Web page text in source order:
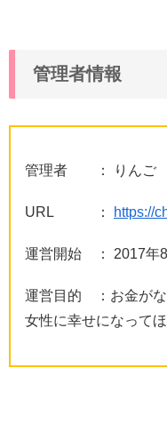
管理者情報
管理者 ： りんご
URL ： https://
運営開始 ： 2017年8
運営目的 ：お金がな
女性に幸せになって